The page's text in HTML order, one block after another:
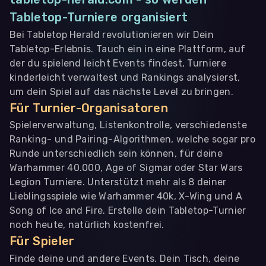
Tabletop-Turniere organisiert
Bei Tabletop Herald revolutionieren wir Dein
Tabletop-Erlebnis. Tauch ein in eine Plattform, auf
der du spielend leicht Events findest, Turniere
kinderleicht verwaltest und Rankings analysierst,
um dein Spiel auf das nächste Level zu bringen.
Für Turnier-Organisatoren
Spielerverwaltung, Listenkontrolle, verschiedenste
Ranking- und Pairing-Algorithmen, welche sogar pro
Runde unterschiedlich sein können, für deine
Warhammer 40.000, Age of Sigmar oder Star Wars
Legion Turniere. Unterstützt mehr als 8 deiner
Lieblingsspiele wie Warhammer 40k, X-Wing und A
Song of Ice and Fire. Erstelle dein Tabletop-Turnier
noch heute, natürlich kostenfrei.
Für Spieler
Finde deine und andere Events. Dein Tisch, deine